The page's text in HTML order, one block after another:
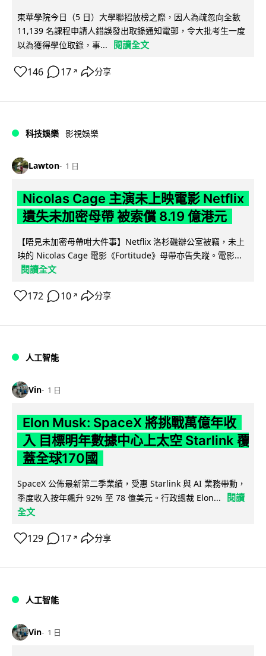
東華學院今日（5 日）大學聯招放榜之際，因人為疏忽向全數
11,139 名課程申請人錯誤發出取錄通知電郵，令大批考生一度
以為獲得學位取錄，事...
閱讀全文
146 17 ↗ 分享
科技娛樂 影視娛樂
Lawton 1 日
Nicolas Cage 主演未上映電影 Netflix
遺失未加密母帶 被索償 8.19 億港元
【唔見未加密母帶咁大件事】Netflix 洛杉磯辦公室被竊，未上
映的 Nicolas Cage 電影《Fortitude》母帶亦告失蹤。電影...
閱讀全文
172 10 ↗ 分享
人工智能
Vin 1 日
Elon Musk: SpaceX 將挑戰萬億年收
入 目標明年數據中心上太空 Starlink 覆
蓋全球170國
SpaceX 公佈最新第二季業績，受惠 Starlink 與 AI 業務帶動，
季度收入按年飆升 92% 至 78 億美元。行政總裁 Elon...
閱讀
全文
129 17 ↗ 分享
人工智能
Vin 1 日